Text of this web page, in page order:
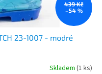
439 Kč
–54 %
23-1007 - modré
Skladem (1 ks)